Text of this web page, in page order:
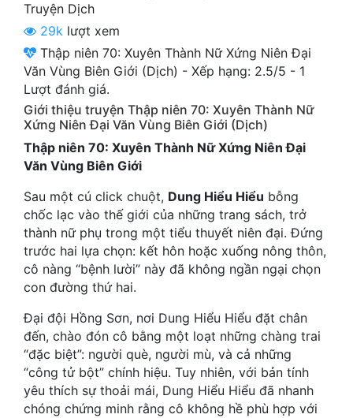
Du Hí
Dã Sử
Dị Giới
Dị Năng
Gia Đấu
Góc Nhìn Nam
Góc Nhìn Nữ
Huyền Huyễn
Huyền Nghi
Hài Hước
Hệ Thống
Học Đường
Truyện Dịch
29k lượt xem
Thập niên 70: Xuyên Thành Nữ Xứng Niên Đại
Văn Vùng Biên Giới (Dịch) - Xếp hạng: 2.5/5 - 1
Lượt đánh giá.
Giới thiệu truyện Thập niên 70: Xuyên Thành Nữ
Xứng Niên Đại Văn Vùng Biên Giới (Dịch)
Thập niên 70: Xuyên Thành Nữ Xứng Niên Đại
Văn Vùng Biên Giới
Sau một cú click chuột, Dung Hiểu Hiểu bỗng
chốc lạc vào thế giới của những trang sách, trở
thành nữ phụ trong một tiểu thuyết niên đại. Đứng
trước hai lựa chọn: kết hôn hoặc xuống nông thôn,
cô nàng “bệnh lười” này đã không ngần ngại chọn
con đường thứ hai.
Đại đội Hồng Sơn, nơi Dung Hiểu Hiểu đặt chân
đến, chào đón cô bằng một loạt những chàng trai
“đặc biệt”: người què, người mù, và cả những
“công tử bột” chính hiệu. Tuy nhiên, với bản tính
yêu thích sự thoải mái, Dung Hiểu Hiểu đã nhanh
chóng chứng minh rằng cô không hề phù hợp với